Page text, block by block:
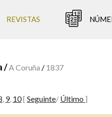
REVISTAS
/A Coruña / 1837
, 9, 10[ Seguinte/ Último ]